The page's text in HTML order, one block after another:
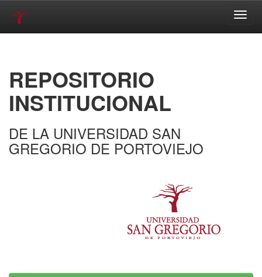
REPOSITORIO
INSTITUCIONAL
DE LA UNIVERSIDAD SAN
GREGORIO DE PORTOVIEJO